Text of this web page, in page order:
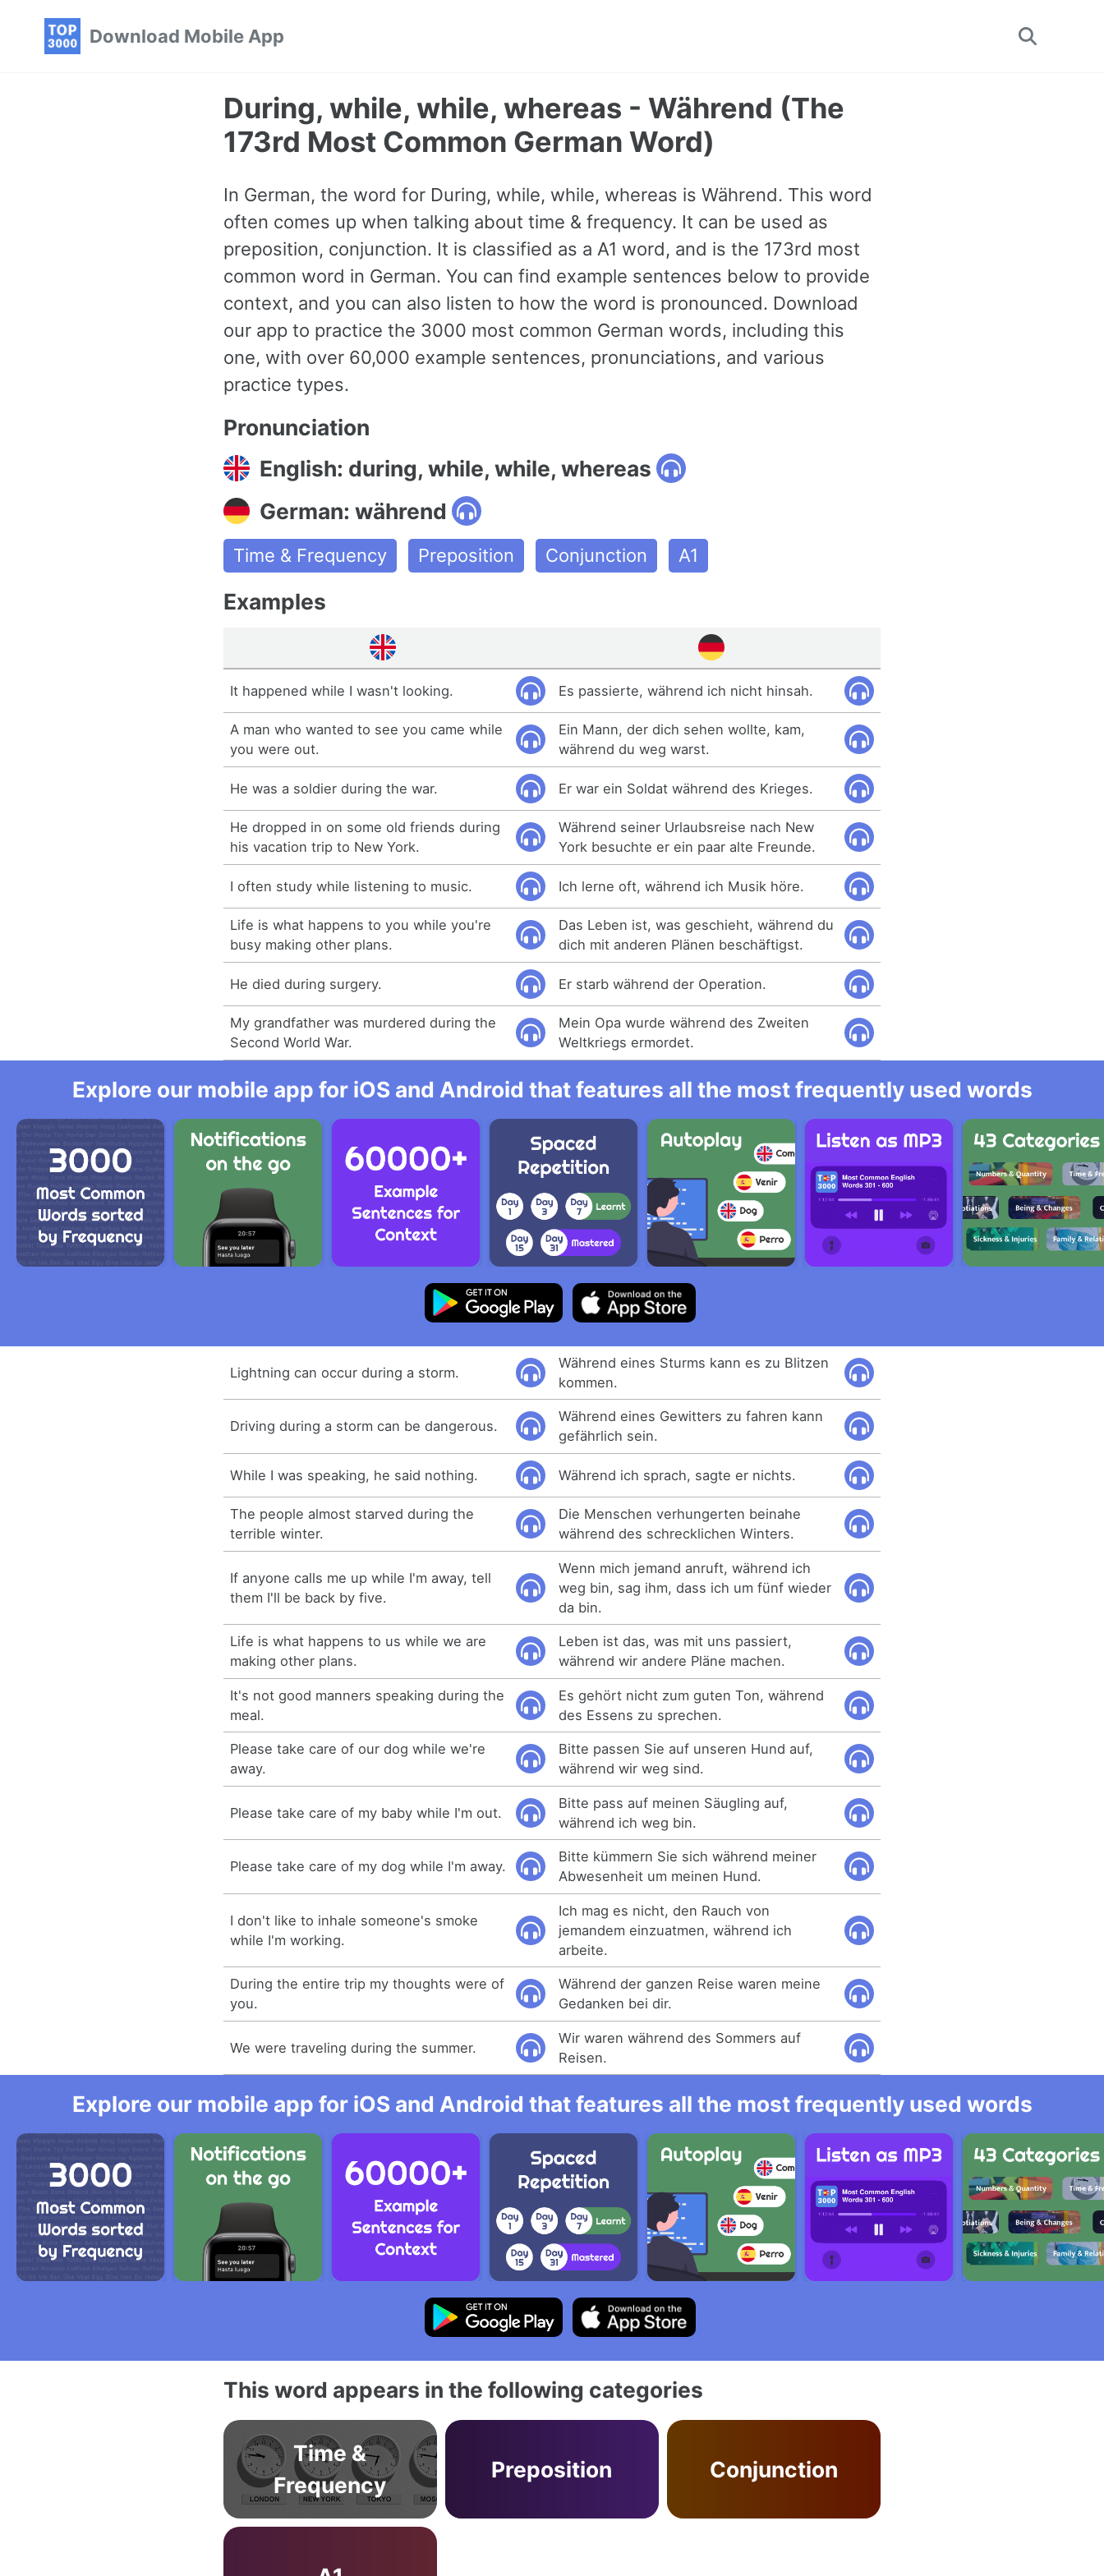
Download Mobile App
Toggle
During, while, while, whereas - Während (The
173rd Most Common German Word)
In German, the word for During, while, while, whereas is Während. This word
often comes up when talking about time & frequency. It can be used as
preposition, conjunction. It is classified as a A1 word, and is the 173rd most
common word in German. You can find example sentences below to provide
context, and you can also listen to how the word is pronounced. Download
our app to practice the 3000 most common German words, including this
one, with over 60,000 example sentences, pronunciations, and various
practice types.
Pronunciation
English: during, while, while, whereas
German: während
Time & Frequency Preposition Conjunction A1
Examples
It happened while I wasn't looking. Es passierte, während ich nicht hinsah.
A man who wanted to see you came while
you were out.
Ein Mann, der dich sehen wollte, kam,
während du weg warst.
He was a soldier during the war. Er war ein Soldat während des Krieges.
He dropped in on some old friends during
his vacation trip to New York.
Während seiner Urlaubsreise nach New
York besuchte er ein paar alte Freunde.
I often study while listening to music. Ich lerne oft, während ich Musik höre.
Life is what happens to you while you're
busy making other plans.
Das Leben ist, was geschieht, während du
dich mit anderen Plänen beschäftigst.
He died during surgery. Er starb während der Operation.
My grandfather was murdered during the
Second World War.
Mein Opa wurde während des Zweiten
Weltkriegs ermordet.
Explore our mobile app for iOS and Android that features all the most frequently used words
Lightning can occur during a storm.
Während eines Sturms kann es zu Blitzen
kommen.
Driving during a storm can be dangerous.
Während eines Gewitters zu fahren kann
gefährlich sein.
While I was speaking, he said nothing. Während ich sprach, sagte er nichts.
The people almost starved during the
terrible winter.
Die Menschen verhungerten beinahe
während des schrecklichen Winters.
If anyone calls me up while I'm away, tell
them I'll be back by five.
Wenn mich jemand anruft, während ich
weg bin, sag ihm, dass ich um fünf wieder
da bin.
Life is what happens to us while we are
making other plans.
Leben ist das, was mit uns passiert,
während wir andere Pläne machen.
It's not good manners speaking during the
meal.
Es gehört nicht zum guten Ton, während
des Essens zu sprechen.
Please take care of our dog while we're
away.
Bitte passen Sie auf unseren Hund auf,
während wir weg sind.
Please take care of my baby while I'm out.
Bitte pass auf meinen Säugling auf,
während ich weg bin.
Please take care of my dog while I'm away.
Bitte kümmern Sie sich während meiner
Abwesenheit um meinen Hund.
I don't like to inhale someone's smoke
while I'm working.
Ich mag es nicht, den Rauch von
jemandem einzuatmen, während ich
arbeite.
During the entire trip my thoughts were of
you.
Während der ganzen Reise waren meine
Gedanken bei dir.
We were traveling during the summer.
Wir waren während des Sommers auf
Reisen.
Explore our mobile app for iOS and Android that features all the most frequently used words
This word appears in the following categories
Time &
Frequency
Preposition Conjunction